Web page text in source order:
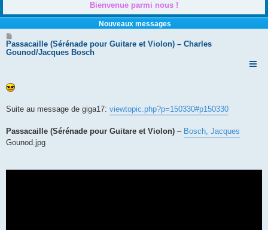
Bienvenue parmi nous !
Nouveaux messages
e
s
e
Passacaille (Sérénade pour Guitare et Violon) – Charles
Gounod/Jacques Bosch
Suite au message de giga17: viewtopic.php?p=150330#p150330
Passacaille (Sérénade pour Guitare et Violon) – Bosch, Jacques
Gounod.jpg